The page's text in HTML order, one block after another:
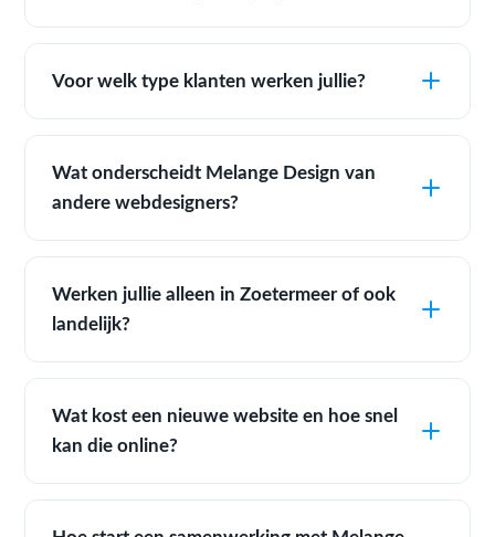
Voor welk type klanten werken jullie?
Wat onderscheidt Melange Design van
andere webdesigners?
Werken jullie alleen in Zoetermeer of ook
landelijk?
Wat kost een nieuwe website en hoe snel
kan die online?